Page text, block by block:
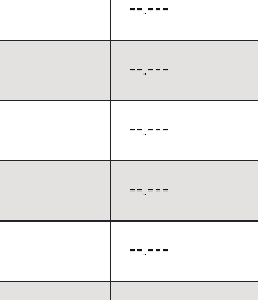
--.---
--.---
--.---
--.---
--.---